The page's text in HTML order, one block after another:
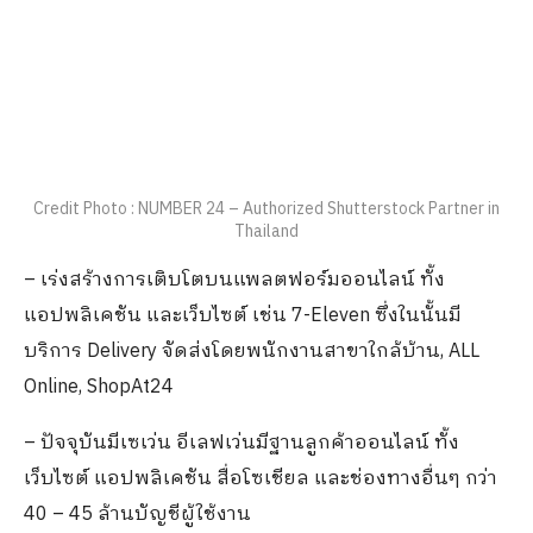
Credit Photo : NUMBER 24 – Authorized Shutterstock Partner in
Thailand
– เร่งสร้างการเติบโตบนแพลตฟอร์มออนไลน์ ทั้ง
แอปพลิเคชัน และเว็บไซต์ เช่น 7-Eleven ซึ่งในนั้นมี
บริการ Delivery จัดส่งโดยพนักงานสาขาใกล้บ้าน, ALL
Online, ShopAt24
– ปัจจุบันมีเซเว่น อีเลฟเว่นมีฐานลูกค้าออนไลน์ ทั้ง
เว็บไซต์ แอปพลิเคชัน สื่อโซเชียล และช่องทางอื่นๆ กว่า
40 – 45 ล้านบัญชีผู้ใช้งาน